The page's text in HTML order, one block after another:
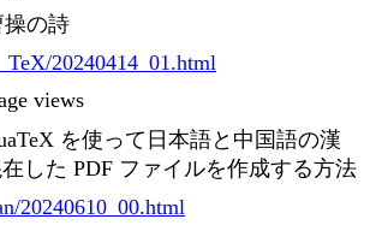
の詩
20240414_01.html
views
を使って日本語と中国語の漢
した PDF ファイルを作成する方法
20240610_00.html